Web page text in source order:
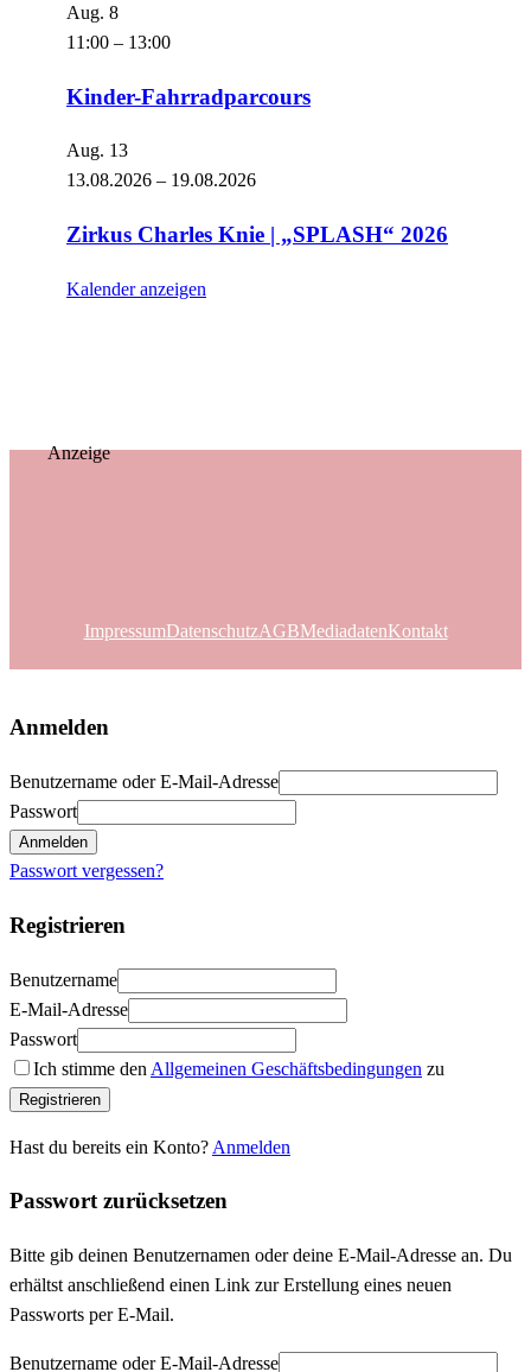
Aug. 8
11:00 – 13:00
Kinder-Fahrradparcours
Aug. 13
13.08.2026 – 19.08.2026
Zirkus Charles Knie | „SPLASH“ 2026
Kalender anzeigen
Anzeige
ImpressumDatenschutzAGBMediadatenKontakt
Anmelden
Benutzername oder E-Mail-Adresse
Passwort
Anmelden
Passwort vergessen?
Registrieren
Benutzername
E-Mail-Adresse
Passwort
Ich stimme den Allgemeinen Geschäftsbedingungen zu
Registrieren
Hast du bereits ein Konto? Anmelden
Passwort zurücksetzen
Bitte gib deinen Benutzernamen oder deine E-Mail-Adresse an. Du
erhältst anschließend einen Link zur Erstellung eines neuen
Passworts per E-Mail.
Benutzername oder E-Mail-Adresse